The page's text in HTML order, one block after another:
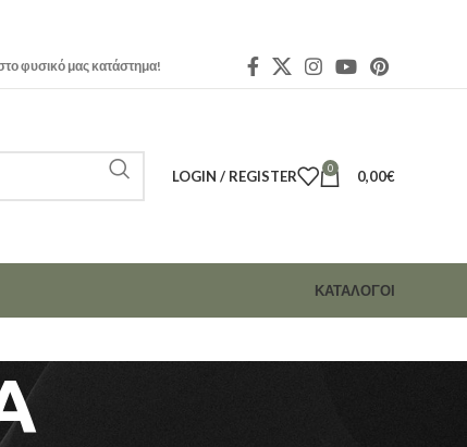
φυσικό μας κατάστημα!
LOGIN / REGISTER 0 0,00€
ΚΑΤΑΛΟΓΟΙ